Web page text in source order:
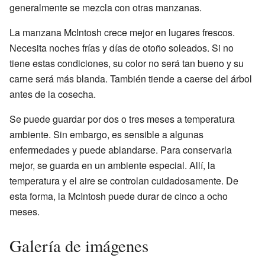
generalmente se mezcla con otras manzanas.
La manzana McIntosh crece mejor en lugares frescos.
Necesita noches frías y días de otoño soleados. Si no
tiene estas condiciones, su color no será tan bueno y su
carne será más blanda. También tiende a caerse del árbol
antes de la cosecha.
Se puede guardar por dos o tres meses a temperatura
ambiente. Sin embargo, es sensible a algunas
enfermedades y puede ablandarse. Para conservarla
mejor, se guarda en un ambiente especial. Allí, la
temperatura y el aire se controlan cuidadosamente. De
esta forma, la McIntosh puede durar de cinco a ocho
meses.
Galería de imágenes